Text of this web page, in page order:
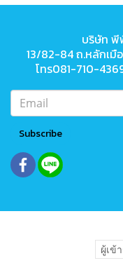
บริษัท พี
13/82-84 ถ.หลักเมือ
โทร081-710-
Subscribe
ผู้เข้